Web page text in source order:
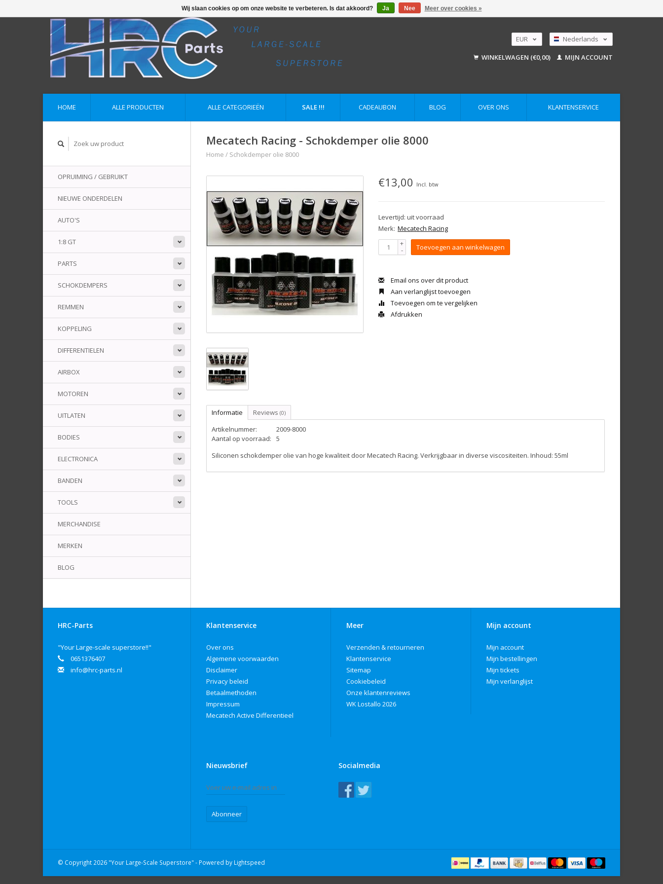
EUR
USD
Nederlands
English
WINKELWAGEN (€0,00) MIJN ACCOUNT
HOME ALLE PRODUCTEN ALLE CATEGORIEËN SALE !!! CADEAUBON BLOG OVER ONS KLANTENSERVICE
OPRUIMING / GEBRUIKT
NIEUWE ONDERDELEN
AUTO'S
1:8 GT
PARTS
SCHOKDEMPERS
REMMEN
KOPPELING
DIFFERENTIELEN
AIRBOX
MOTOREN
UITLATEN
BODIES
ELECTRONICA
BANDEN
TOOLS
MERCHANDISE
MERKEN
BLOG
Mecatech Racing - Schokdemper olie 8000
Home / Schokdemper olie 8000
€13,00 Incl. btw
Levertijd: uit voorraad
Merk: Mecatech Racing
+
- Toevoegen aan winkelwagen
Email ons over dit product
Aan verlanglijst toevoegen
Toevoegen om te vergelijken
Afdrukken
Informatie Reviews (0)
Artikelnummer:
2009-8000
Aantal op voorraad:
5
Siliconen schokdemper olie van hoge kwaliteit door Mecatech Racing. Verkrijgbaar in diverse viscositeiten. Inhoud: 55ml
HRC-Parts
"Your Large-scale superstore!!"
0651376407
info@hrc-parts.nl
Klantenservice
Over ons
Algemene voorwaarden
Disclaimer
Privacy beleid
Betaalmethoden
Impressum
Mecatech Active Differentieel
Meer
Verzenden & retourneren
Klantenservice
Sitemap
Cookiebeleid
Onze klantenreviews
WK Lostallo 2026
Mijn account
Mijn account
Mijn bestellingen
Mijn tickets
Mijn verlanglijst
Nieuwsbrief
Abonneer
Socialmedia
© Copyright 2026 "Your Large-Scale Superstore" - Powered by Lightspeed
Wij slaan cookies op om onze website te verbeteren. Is dat akkoord? Ja Nee Meer over cookies »